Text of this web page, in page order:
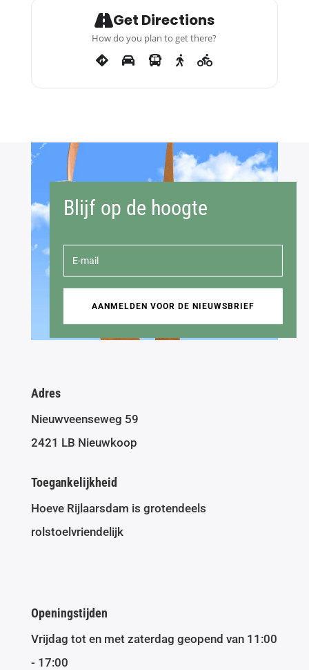
Get Directions
How do you plan to get there?
Blijf op de hoogte
AANMELDEN VOOR DE NIEUWSBRIEF
Adres
Nieuwveenseweg 59
2421 LB Nieuwkoop
Toegankelijkheid
Hoeve Rijlaarsdam is grotendeels
rolstoelvriendelijk
Openingstijden
Vrijdag tot en met zaterdag geopend van 11:00
- 17:00